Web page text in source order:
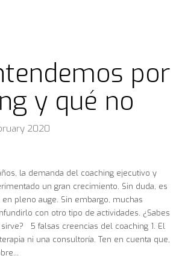
por
y qué no
2020
la demanda del coaching ejecutivo y
un gran crecimiento. Sin duda, es
pleno auge. Sin embargo, muchas
con otro tipo de actividades. ¿Sabes
5 falsas creencias del coaching 1. El
ni una consultoría. Ten en cuenta que,